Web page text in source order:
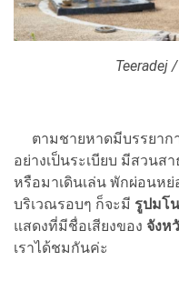
Teeradej
ตามชายหาดมีบรรยาก
อย่างเป็นระเบียบ มีสวน
หรือมาเดินเล่น พักผ่อนห
บริเวณรอบๆ ก็จะมี รูปมโ
แสดงที่มีชื่อเสียงของ จังห
เราได้ชมกันค่ะ